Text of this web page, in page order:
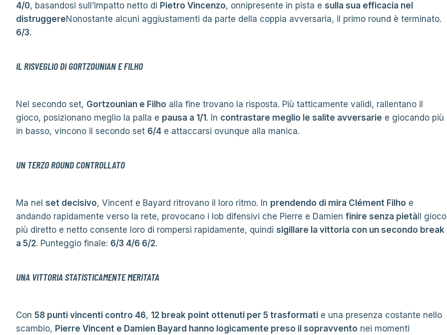
4/0, basandosi sull’impatto netto di Pietro Vincenzo, onnipresente in pista e sulla sua efficacia nel
distruggereNonostante alcuni aggiustamenti da parte della coppia avversaria, il primo round è terminato.
6/3.
IL RISVEGLIO DI GORTZOUNIAN E FILHO
Nel secondo set, Gortzounian e Filho alla fine trovano la risposta. Più tatticamente validi, rallentano il
gioco, posizionano meglio la palla e pausa a 1/1 . In contrastare meglio le salite avversarie e giocando più
in basso, vincono il secondo set 6/4 e attaccarsi ovunque alla manica.
UN TERZO ROUND CONTROLLATO
Ma nel set decisivo, Vincent e Bayard ritrovano il loro ritmo. In prendendo di mira Clément Filho e
andando rapidamente verso la rete, provocano i lob difensivi che Pierre e Damien finire senza pietà Il gioco
più diretto e netto consente loro di rompersi rapidamente, quindi sigillare la vittoria con un secondo break
a 5/2. Punteggio finale: 6/3 4/6 6/2.
UNA VITTORIA STATISTICAMENTE MERITATA
Con 58 punti vincenti contro 46, 12 break point ottenuti per 5 trasformati e una presenza costante nello
scambio, Pierre Vincent e Damien Bayard hanno logicamente preso il sopravvento nei momenti